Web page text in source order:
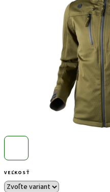
VEĽKOSŤ
hviezdičiek.